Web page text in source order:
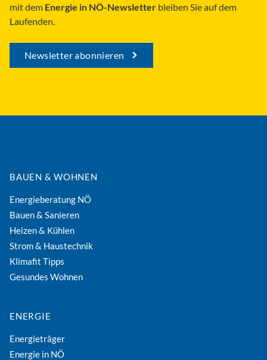
mit dem Energie in NÖ-Newsletter bleiben Sie auf dem
Laufenden.
Newsletter abonnieren
BAUEN & WOHNEN
Energieberatung NÖ
Bauen & Sanieren
Heizen & Kühlen
Strom & Haustechnik
Klimafit Tipps
Gesundes Wohnen
ENERGIE
Energieträger
Energie in NÖ